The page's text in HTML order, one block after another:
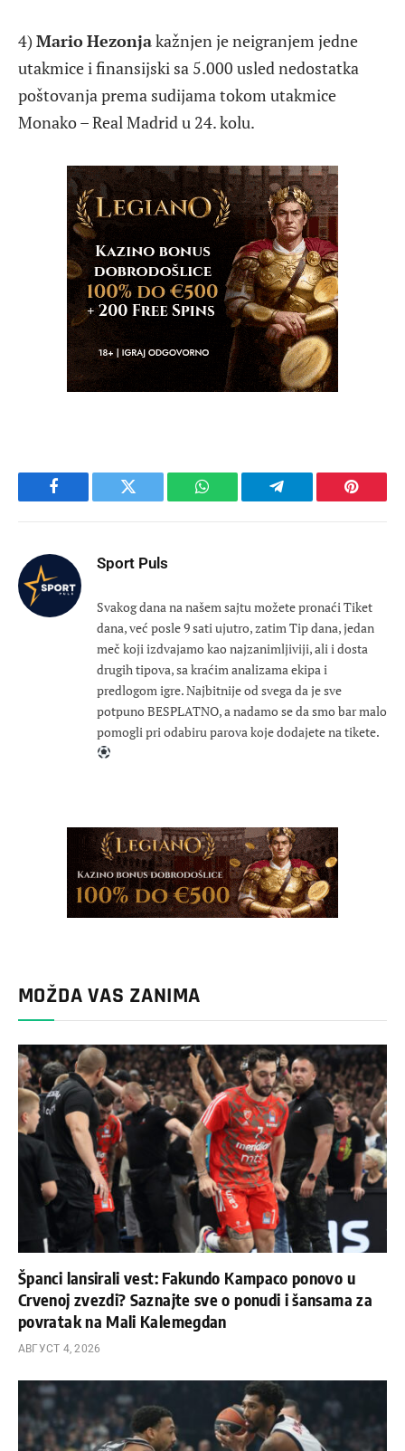
4) MarioHezonjakažnjen je neigranjem jedne
utakmice i finansijski sa 5.000 usled nedostatka
poštovanja prema sudijama tokom utakmice
Monako – Real Madrid u 24. kolu.
Facebook Twitter WhatsApp Telegram
Sport Puls
Svakog dana na našem sajtu možete pronaći Tiket
dana, već posle 9 sati ujutro, zatim Tip dana, jedan
meč koji izdvajamo kao najzanimljiviji, ali i dosta
drugih tipova, sa kraćim analizama ekipa i
predlogom igre. Najbitnije od svega da je sve
potpuno BESPLATNO, a nadamo se da smo bar malo
pomogli pri odabiru parova koje dodajete na tikete.
MOŽDA VAS ZANIMA
Španci lansirali vest: Fakundo Kampaco ponovo u
Crvenoj zvezdi? Saznajte sve o ponudi i šansama za
povratak na Mali Kalemegdan
АВГУСТ 4, 2026